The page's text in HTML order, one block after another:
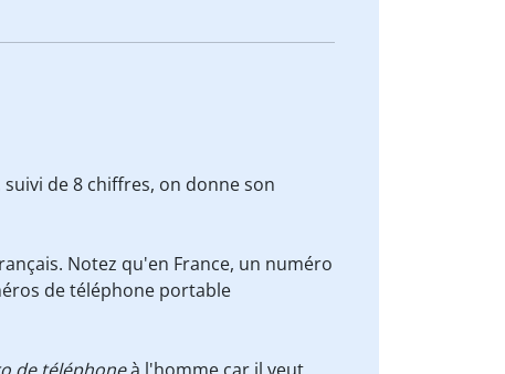
suivi de 8 chiffres, on donne son
Notez qu'en France, un numéro
de téléphone portable